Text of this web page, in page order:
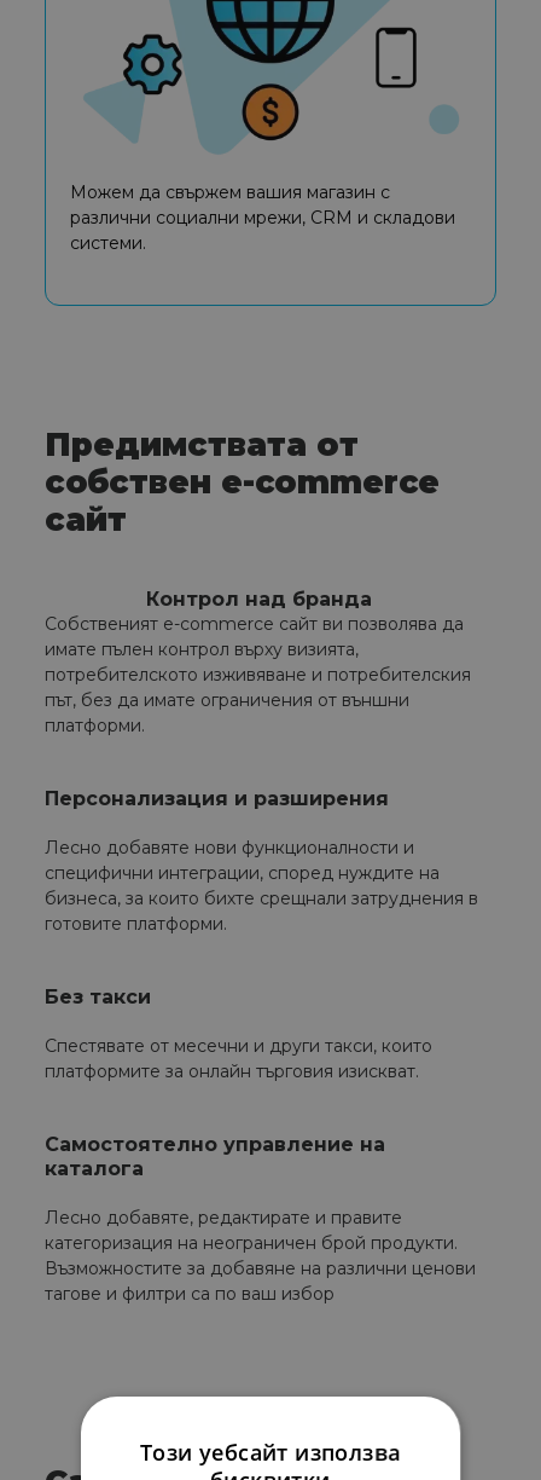
Можем да свържем вашия магазин с
различни социални мрежи, CRM и складови
системи.
Предимствата oт
собствен e-commerce
сайт
Контрол над бранда
Собственият e-commerce сайт ви позволява да
имате пълен контрол върху визията,
потребителското изживяване и потребителския
път, без да имате ограничения от външни
платформи.
Персонализация и разширения
Лесно добавяте нови функционалности и
специфични интеграции, според нуждите на
бизнеса, за които бихте срещнали затруднения в
готовите платформи.
Без такси
Спестявате от месечни и други такси, които
платформите за онлайн търговия изискват.
Самостоятелно управление на
каталога
Лесно добавяте, редактирате и правите
категоризация на неограничен брой продукти.
Възможностите за добавяне на различни ценови
тагове и филтри са по ваш избор
Този уебсайт използва